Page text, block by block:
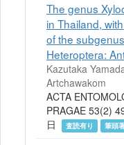
The genus
in Thailand,
of the
Heteroptera:
Kazutaka
Artchawakom
ACTA
PRAGAE 53(2)
日
査読有り 筆頭